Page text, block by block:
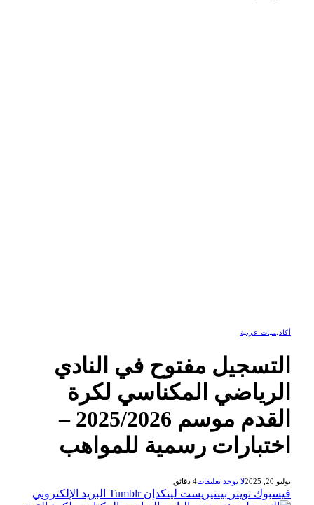
أكاديميات عربية
التسجيل مفتوح في النادي
الرياضي المكناسي لكرة
القدم موسم 2025/2026 –
اختبارات رسمية للمواهب
يوليو 20, 2025 لا توجد تعليقات4 دقائق
فيسبوك تويتر بينتيريست لينكدإن Tumblr البريد الإلكتروني